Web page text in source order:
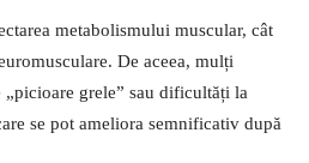
metabolismului muscular, cât
De aceea, mulți
„picioare grele” sau dificultăți la
se pot ameliora semnificativ după